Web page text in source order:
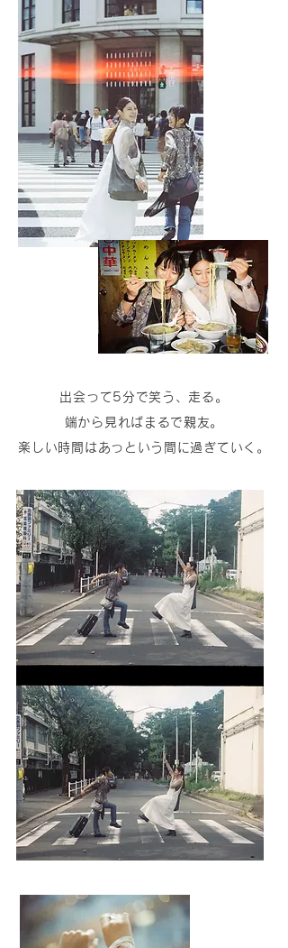
出会って5分で笑う、走る。
端から見ればまるで親友。
楽しい時間はあっという間に過ぎていく。